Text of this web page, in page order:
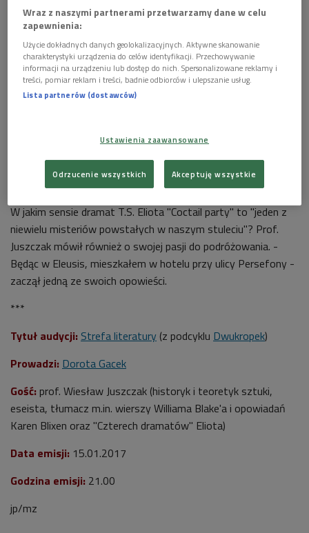
(zdj. ilustracyjne) Foto: PhotoAtelier/Flickr, lic. CC BY 2.0
- W 1980 roku przeczytałem po raz kolejny "Panią Dalloway",
gdzie znalazłem motyw zasłon - wspominał prof. Wiesław
Juszczak pracę, której plonem była książka "Zasłona w rajskie
ptaki albo O granicachokresu powieści
motyw zasłon w najsłynniej powieści Woolf.
Jak pokazać "pierwotną naturę mitu"? Dlaczego Thomas
W jakim sensie dramat T.S. Eliota "Coctail party" to "jeden z
niewielu misteriów powstałych w naszym stuleciu"? Prof.
Juszczak mówił również o swojej pasji do podróżowania. -
Będąc w Eleusis, mieszkałem w hotelu przy ulicy Persefony -
zaczął jedną ze swoich opowieści.
***
Tytuł audycji: Strefa literatury (z podcyklu Dwukropek)
Prowadzi: Dorota Gacek
Gość: prof. Wiesław Juszczak (historyk i teoretyk sztuki,
eseista, tłumacz m.in. wierszy Williama Blake'a i opowiadań
Karen Blixen oraz "Czterech dramatów" Eliota)
Data emisji: 15.01.2017
Godzina emisji: 21.00
jp/mz
Wraz z naszymi partnerami przetwarzamy dane w celu
zapewnienia:
Użycie dokładnych danych geolokalizacyjnych. Aktywne skanowanie
charakterystyki urządzenia do celów identyfikacji. Przechowywanie
informacji na urządzeniu lub dostęp do nich. Spersonalizowane reklamy i
treści, pomiar reklam i treści, badnie odbiorców i ulepszanie usług.
Lista partnerów (dostawców)
Ustawienia zaawansowane
Odrzucenie wszystkich Akceptuję wszystkie